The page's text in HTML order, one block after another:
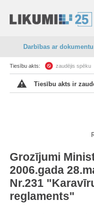
Darbības ar dokumentu
Tiesību akts: zaudējis spēku
Tiesību akts ir
Grozījumi
2006.gada
Nr.231
reglaments"